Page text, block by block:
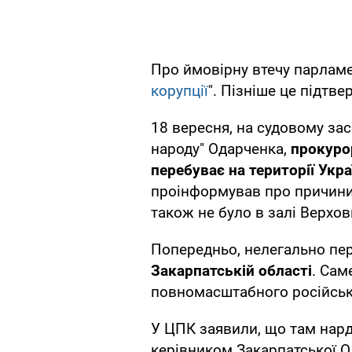
Про ймовірну втечу
корупції". Пізніше це
18 вересня, на судовому
народу" Одарченка,
перебуває на території
проінформував про
також не було в залі
Попередньо, нелегально
Закарпатській області.
повномасштабного
У ЦПК заявили, що там